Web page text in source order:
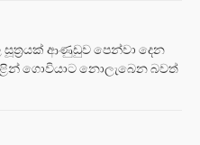
සූත්‍රයක් ආණුඩුව පෙන්වා දෙන
ගොවියාට නොලැබෙන බවත්